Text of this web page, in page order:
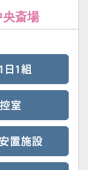
央斎場